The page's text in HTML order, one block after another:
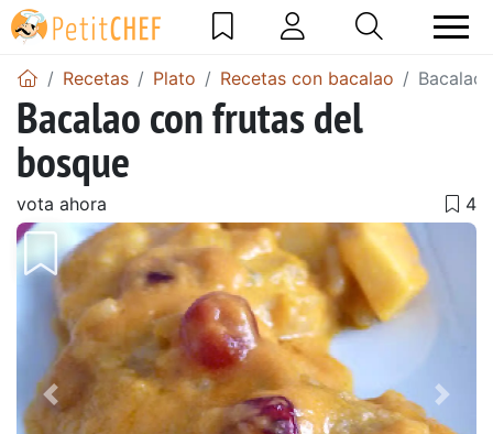
Recetas Plato Recetas con bacalao Bacalao
Bacalao con frutas del
bosque
vota ahora
Anterior